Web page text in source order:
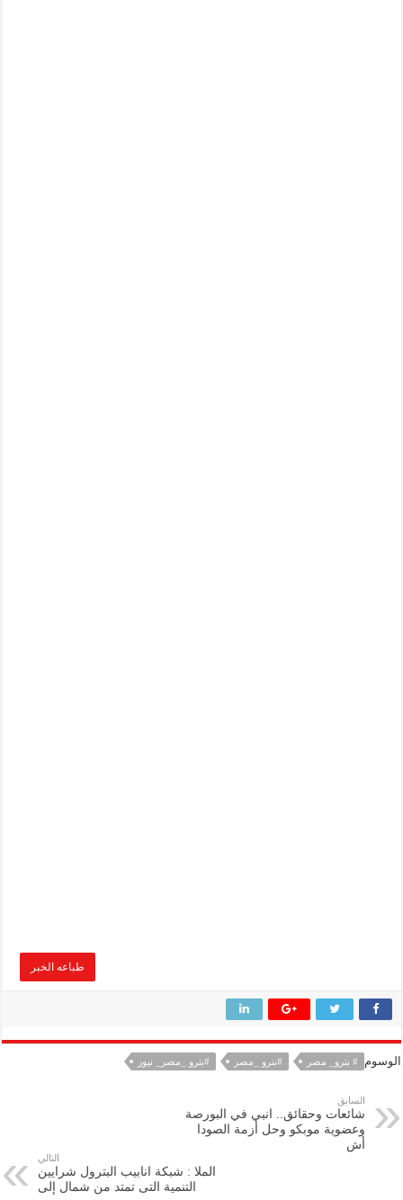
طباعه الخبر
الوسوم # بترو_ مصر #بترو _مصر #بترو _مصر_ نيوز
السابق
شائعات وحقائق.. انبي في البورصة
وعضوية موبكو وحل أزمة الصودا
أش
التالي
الملا : شبكة انابيب البترول شرايين
التنمية التى تمتد من شمال إلى